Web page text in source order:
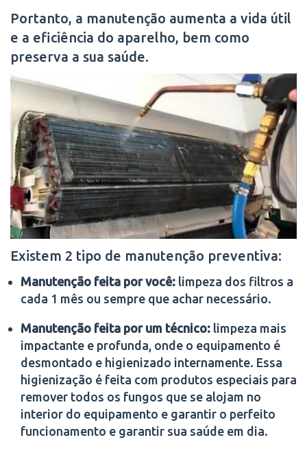
Portanto, a manutenção aumenta a vida útil
e a eficiência do aparelho, bem como
preserva a sua saúde.
Existem 2 tipo de manutenção preventiva:
Manutenção feita por você: limpeza dos filtros a
cada 1 mês ou sempre que achar necessário.
Manutenção feita por um técnico: limpeza mais
impactante e profunda, onde o equipamento é
desmontado e higienizado internamente. Essa
higienização é feita com produtos especiais para
remover todos os fungos que se alojam no
interior do equipamento e garantir o perfeito
funcionamento e garantir sua saúde em dia.